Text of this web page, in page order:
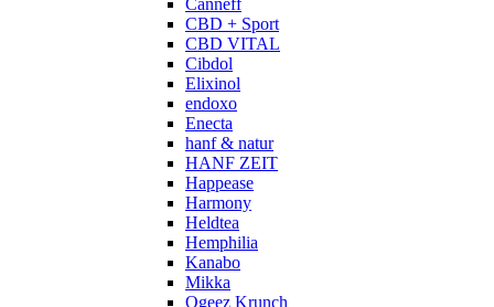
CBD + Sport
CBD VITAL
Cibdol
Elixinol
endoxo
Enecta
hanf & natur
HANF ZEIT
Happease
Harmony
Heldtea
Hemphilia
Kanabo
Mikka
Ogeez Krunch